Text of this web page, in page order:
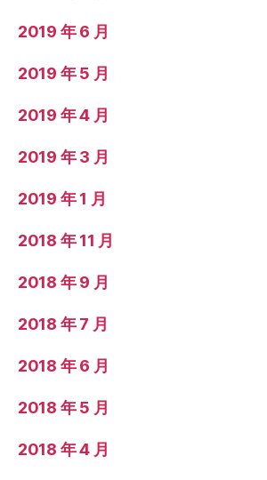
2019 年 6 月
2019 年 5 月
2019 年 4 月
2019 年 3 月
2019 年 1 月
2018 年 11 月
2018 年 9 月
2018 年 7 月
2018 年 6 月
2018 年 5 月
2018 年 4 月